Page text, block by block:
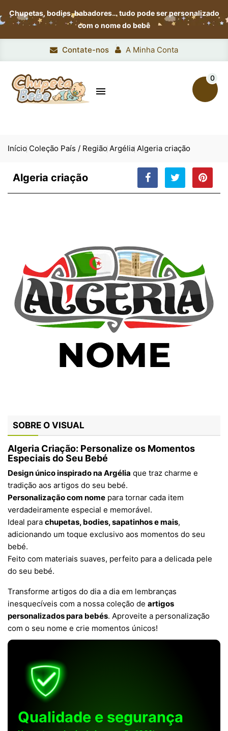
Chupetas, bodies, babadores…tudo pode ser personalizado
com o nome do bebê
Contate-nos A Minha Conta

0
Início Coleção País / Região Argélia Algeria criação
Algeria criação
SOBRE O VISUAL
Algeria Criação: Personalize os Momentos
Especiais do Seu Bebé
Design único inspirado na Argélia que traz charme e
tradição aos artigos do seu bebé.
Personalização com nome para tornar cada item
verdadeiramente especial e memorável.
Ideal para chupetas, bodies, sapatinhos e mais,
adicionando um toque exclusivo aos momentos do seu
bebé.
Feito com materiais suaves, perfeito para a delicada pele
do seu bebé.
Transforme artigos do dia a dia em lembranças
inesquecíveis com a nossa coleção de artigos
personalizados para bebés. Aproveite a personalização
com o seu nome e crie momentos únicos!
Qualidade e segurança